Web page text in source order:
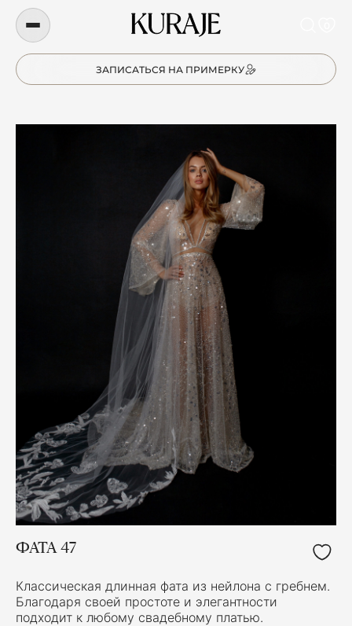
ЗАПИСАТЬСЯ НА ПРИМЕРКУ
ФАТА 47
Классическая длинная фата из нейлона с гребнем.
Благодаря своей простоте и элегантности
подходит к любому свадебному платью.